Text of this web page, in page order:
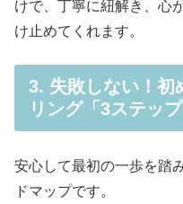
けで、丁寧に紐解き、心
け止めてくれます。
3. 失敗しない！初
リング「3ステップ
安心して最初の一歩を踏
ドマップです。